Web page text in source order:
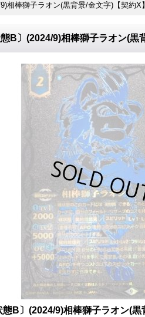
相棒獅子ラオン(黒背景/金文字)【契約X
B〕(2024/9)相棒獅子ラオン(黒
態B〕(2024/9)相棒獅子ラオン(